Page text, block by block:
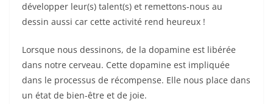
développer leur(s) talent(s) et remettons-nous au
dessin aussi car cette activité rend heureux !
Lorsque nous dessinons, de la dopamine est libérée
dans notre cerveau. Cette dopamine est impliquée
dans le processus de récompense. Elle nous place dans
un état de bien-être et de joie.